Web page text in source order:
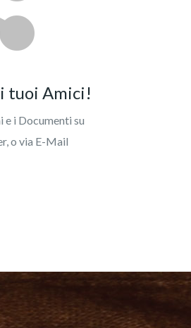
tuoi Amici!
i Documenti su
o via E-Mail